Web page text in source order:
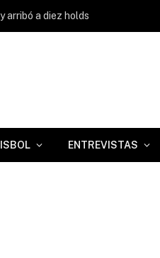
arribó a diez holds
ENTREVISTAS